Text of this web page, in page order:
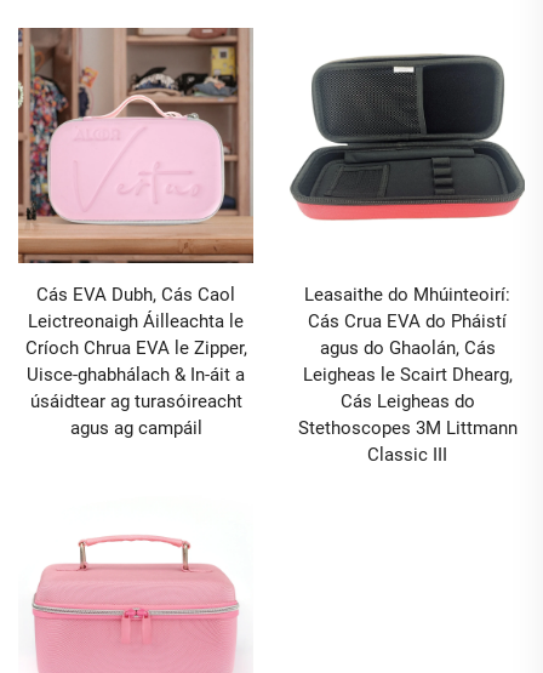
Cás EVA Dubh, Cás Caol
Leictreonaigh Áilleachta le
Críoch Chrua EVA le Zipper,
Uisce-ghabhálach & In-áit a
úsáidtear ag turasóireacht
agus ag campáil
Leasaithe do Mhúinteoirí:
Cás Crua EVA do Pháistí
agus do Ghaolán, Cás
Leigheas le Scairt Dhearg,
Cás Leigheas do
Stethoscopes 3M Littmann
Classic III